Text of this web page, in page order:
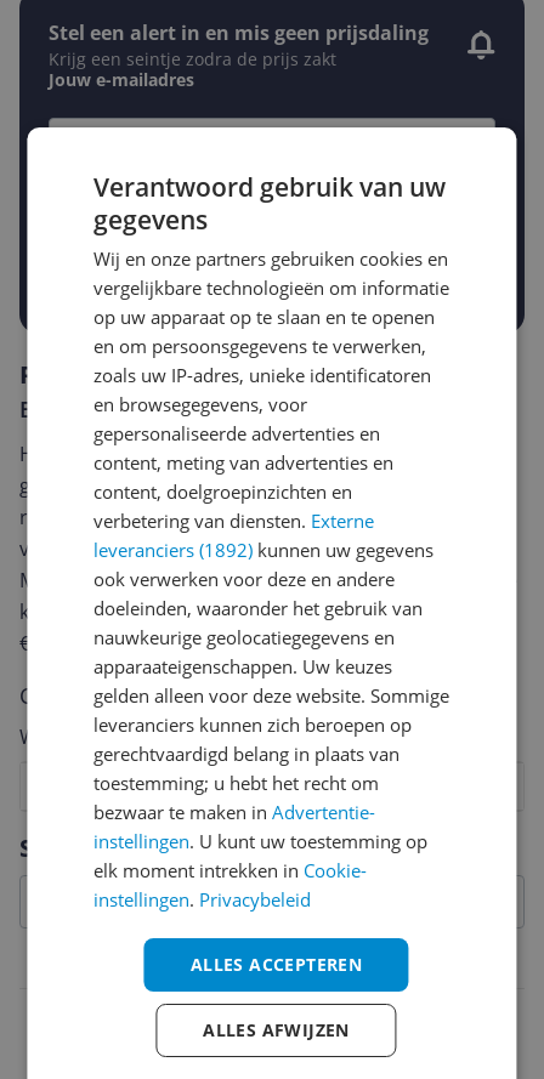
Stel een alert in en mis geen prijsdaling
Krijg een seintje zodra de prijs zakt
Jouw e-mailadres
Gewenste daling of bedrag
-5% -10% -15%
Gewenste prijs
Prijsalert aanzetten
Specificaties
Capaciteit
Reviews
Er zijn nog geen reviews geschreven
Heb jij dit product in bezit en wil je graag je mening
geven? Start dan hieronder met het schrijven van je
review. Afhankelijk van de details duurt het schrijven
van een review gemiddeld tussen de 3 en 10 minuten.
Met jouw mening help je andere bezoekers een betere
keuze te maken én maak je iedere maand kans op
€250,-!
Klik hier voor de actievoorwaarden.
Cijfer
Welk cijfer geef jij dit product?
7
6
5
4
3
2
Verantwoord gebruik van uw
gegevens
Wij en onze partners gebruiken cookies en
vergelijkbare technologieën om informatie
op uw apparaat op te slaan en te openen
en om persoonsgegevens te verwerken,
zoals uw IP-adres, unieke identificatoren
en browsegegevens, voor
gepersonaliseerde advertenties en
content, meting van advertenties en
content, doelgroepinzichten en
verbetering van diensten. Externe
leveranciers (1892) kunnen uw gegevens
ook verwerken voor deze en andere
doeleinden, waaronder het gebruik van
nauwkeurige geolocatiegegevens en
apparaateigenschappen. Uw keuzes
gelden alleen voor deze website. Sommige
leveranciers kunnen zich beroepen op
gerechtvaardigd belang in plaats van
toestemming; u hebt het recht om
bezwaar te maken inAdvertentie-
instellingen. U kunt uw toestemming op
elk moment intrekken in Cookie-
instellingen. Privacybeleid
ALLES ACCEPTEREN
ALLES AFWIJZEN